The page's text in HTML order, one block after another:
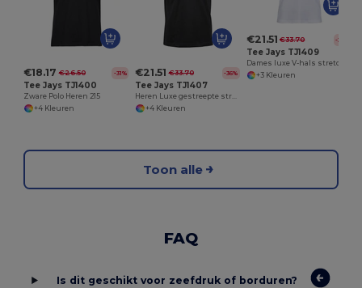
€18.17 €26.50 -31%
Tee Jays TJ1400
Zware Polo Heren 215
+4 Kleuren
€21.51 €33.70 -36%
Tee Jays TJ1407
Heren Luxe gestreepte stretch polo
+4 Kleuren
€21.51 €33.70 -36%
Tee Jays TJ1409
+3 Kleuren
Toon alle
FAQ
Is dit geschikt voor zeefdruk of borduren?